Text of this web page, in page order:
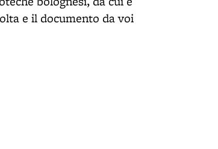
e il documento da voi